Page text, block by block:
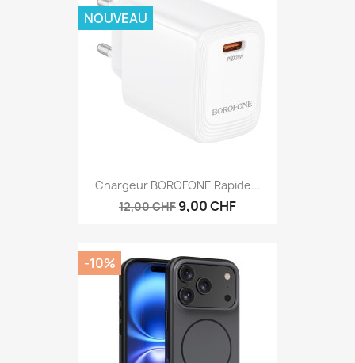
Chargeur BOROFONE Rapide...
12,00 CHF 9,00 CHF
NOUVEAU
-10%